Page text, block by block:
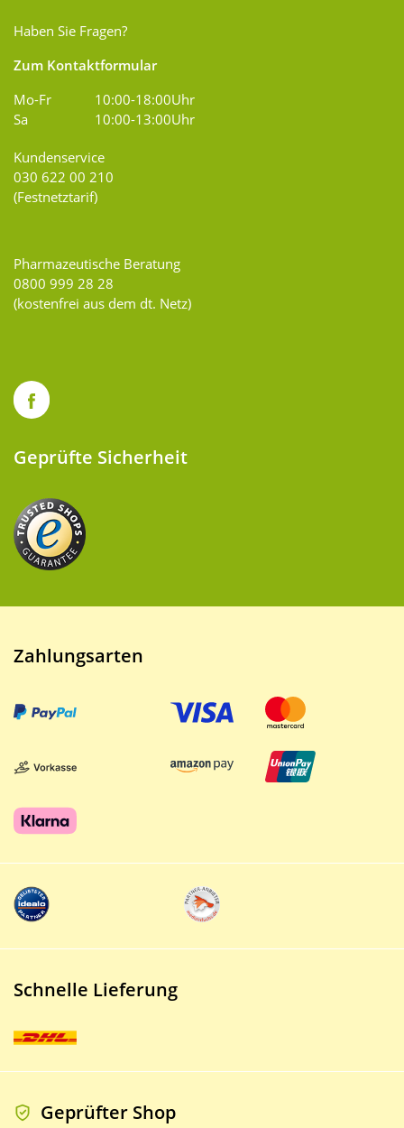
Haben Sie Fragen?
Zum Kontaktformular
Mo-Fr
10:00-18:00Uhr
Sa
10:00-13:00Uhr
Kundenservice
030 622 00 210
(Festnetztarif)
Pharmazeutische Beratung
0800 999 28 28
(kostenfrei aus dem dt. Netz)
Geprüfte Sicherheit
Zahlungsarten
Schnelle Lieferung
Geprüfter Shop